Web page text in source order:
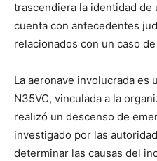
trascendiera la identidad de
cuenta con antecedentes
relacionados con un caso
La aeronave involucrada es
N35VC, vinculada a la
realizó un descenso de
investigado por las
determinar las causas del